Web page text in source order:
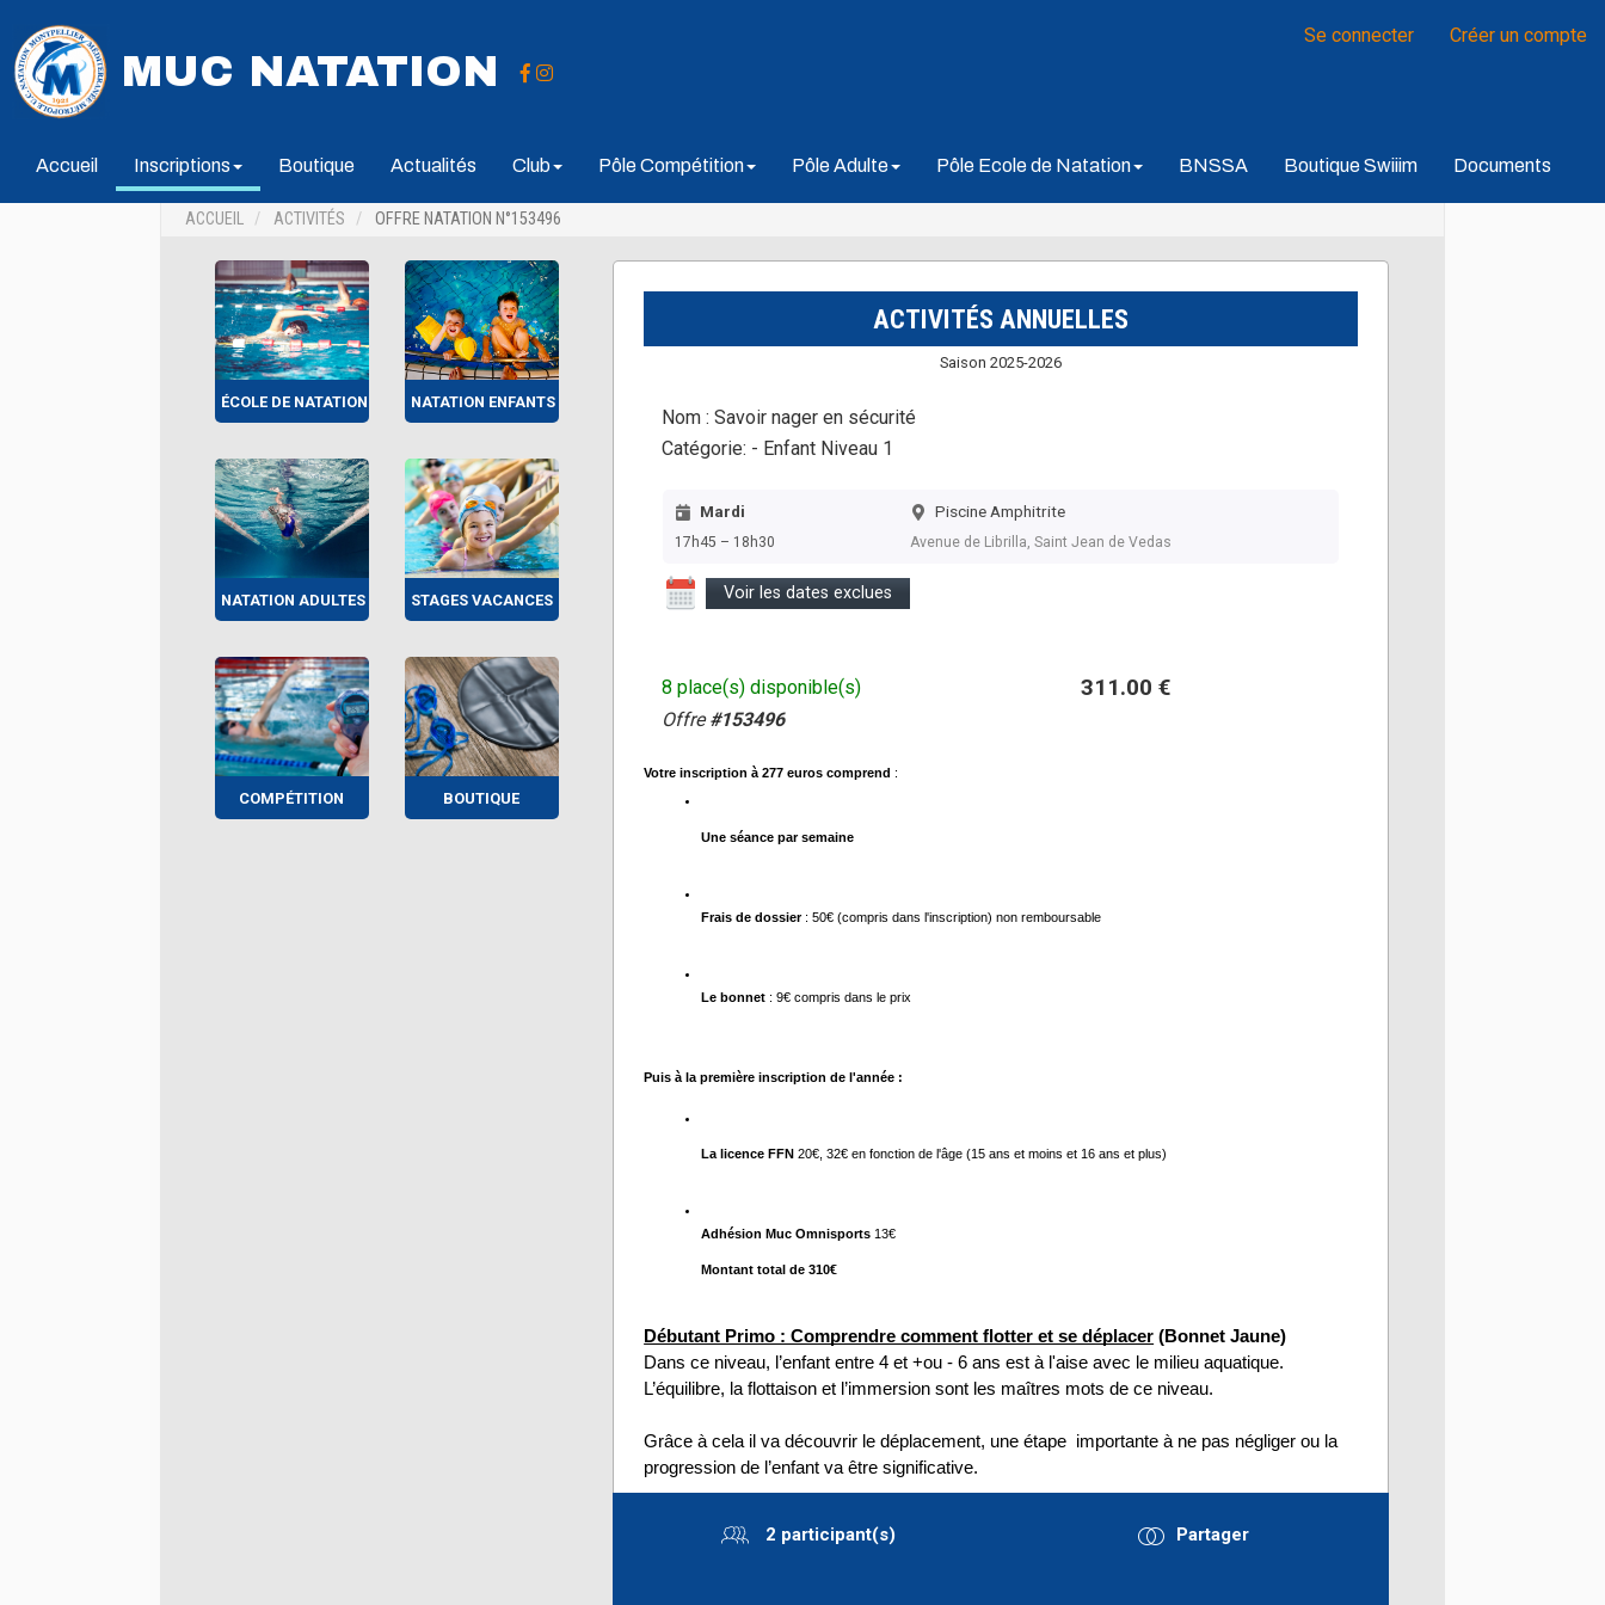
MUC NATATION
Se connecter Créer un compte
Accueil Inscriptions Boutique Actualités Club Pôle Compétition Pôle Adulte Pôle Ecole de Natation BNSSA Boutique Swiiim Documents
ACCUEIL ACTIVITÉS OFFRE NATATION N°153496
ÉCOLE DE NATATION NATATION ENFANTS
NATATION ADULTES STAGES VACANCES
COMPÉTITION BOUTIQUE
ACTIVITÉS ANNUELLES
Saison 2025-2026
Nom : Savoir nager en sécurité
Catégorie: - Enfant Niveau 1
Mardi
17h45 – 18h30
Piscine Amphitrite
Avenue de Librilla, Saint Jean de Vedas
Voir les dates exclues
8 place(s) disponible(s)
Offre#153496
311.00 €
Votre inscription à 277 euros comprend :
Une séance par semaine
Frais de dossier : 50€ (compris dans l'inscription) non remboursable
Le bonnet : 9€ compris dans le prix
Puis à la première inscription de l'année :
La licence FFN 20€, 32€ en fonction de l'âge (15 ans et moins et 16 ans et plus)
Adhésion Muc Omnisports 13€
Montant total de 310€
Débutant Primo : Comprendre comment flotter et se déplacer (Bonnet Jaune)
Dans ce niveau, l’enfant entre 4 et +ou - 6 ans est à l'aise avec le milieu aquatique.
L’équilibre, la flottaison et l’immersion sont les maîtres mots de ce niveau.
Grâce à cela il va découvrir le déplacement, une étape  importante à ne pas négliger ou la
progression de l’enfant va être significative.
2 participant(s) Partager